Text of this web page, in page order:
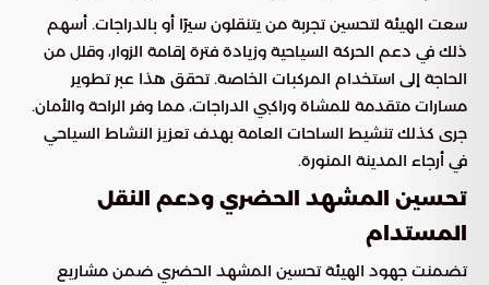
سعت الهيئة لتحسين تجربة من يتنقلون سيرًا أو بالدراجات. أسهم
ذلك في دعم الحركة السياحية وزيادة فترة إقامة الزوار، وقلل من
الحاجة إلى استخدام المركبات الخاصة. تحقق هذا عبر تطوير
مسارات متقدمة للمشاة وراكبي الدراجات، مما وفر الراحة والأمان.
جرى كذلك تنشيط الساحات العامة بهدف تعزيز النشاط السياحي
في أرجاء المدينة المنورة.
تحسين المشهد الحضري ودعم النقل
المستدام
تضمنت جهود الهيئة تحسين المشهد الحضري ضمن مشاريع